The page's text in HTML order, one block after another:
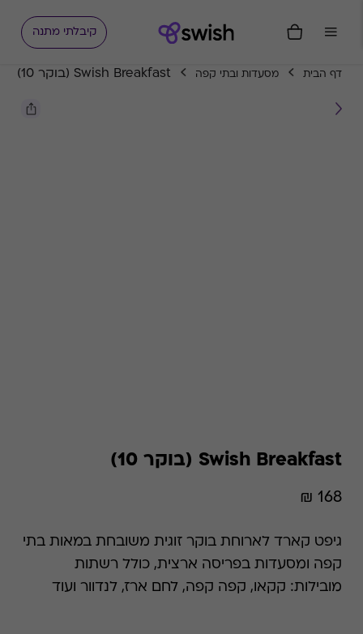
קיבלתי מתנה
דף הבית מסעדות ובתי קפה Swish Breakfast (בוקר 10)
Swish Breakfast (בוקר 10)
168 ₪
גיפט קארד לארוחת בוקר זוגית משובחת במאות בתי
קפה ומסעדות בפריסה ארצית, כולל רשתות
מובילות: קקאו, קפה קפה, לחם ארז, לנדוור ועוד